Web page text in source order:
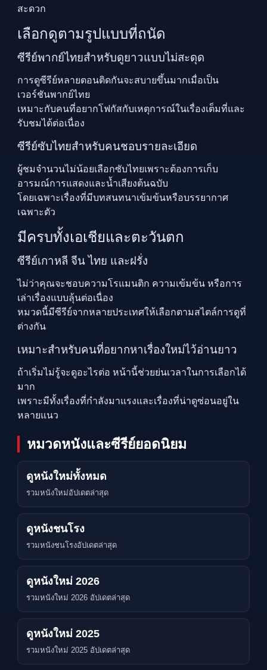
สะดวก
เลือกดูตามรูปแบบที่ถนัด
ซีรีย์พากย์ไทยสำหรับดูยาวแบบไม่สะดุด
การดูซีรีย์หลายตอนติดกันจะสบายขึ้นมากเมื่อเป็น
เวอร์ชันพากย์ไทย
เหมาะกับคนที่อยากโฟกัสกับเหตุการณ์ในเรื่องเต็มที่และ
รับชมได้ต่อเนื่อง
ซีรีย์ซับไทยสำหรับคนชอบรายละเอียด
ผู้ชมจำนวนไม่น้อยเลือกซับไทยเพราะต้องการเก็บ
อารมณ์การแสดงและน้ำเสียงต้นฉบับ
โดยเฉพาะเรื่องที่มีบทสนทนาเข้มข้นหรือบรรยากาศ
เฉพาะตัว
มีครบทั้งเอเชียและตะวันตก
ซีรีย์เกาหลี จีน ไทย และฝรั่ง
ไม่ว่าคุณจะชอบความโรแมนติก ความเข้มข้น หรือการ
เล่าเรื่องแบบลุ้นต่อเนื่อง
หมวดนี้มีซีรีย์จากหลายประเทศให้เลือกตามสไตล์การดูที่
ต่างกัน
เหมาะสำหรับคนที่อยากหาเรื่องใหม่ไว้อ่านยาว
ถ้าเริ่มไม่รู้จะดูอะไรต่อ หน้านี้ช่วยย่นเวลาในการเลือกได้
มาก
เพราะมีทั้งเรื่องที่กำลังมาแรงและเรื่องที่น่าดูซ่อนอยู่ใน
หลายแนว
หมวดหนังและซีรีย์ยอดนิยม
ดูหนังใหม่ทั้งหมด
รวมหนังใหม่อัปเดตล่าสุด
ดูหนังชนโรง
รวมหนังชนโรงอัปเดตล่าสุด
ดูหนังใหม่ 2026
รวมหนังใหม่ 2026 อัปเดตล่าสุด
ดูหนังใหม่ 2025
รวมหนังใหม่ 2025 อัปเดตล่าสุด